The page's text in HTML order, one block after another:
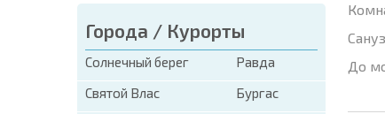
Города / Курорты
Солнечный берег
Равда
Святой Влас
Бургас
До